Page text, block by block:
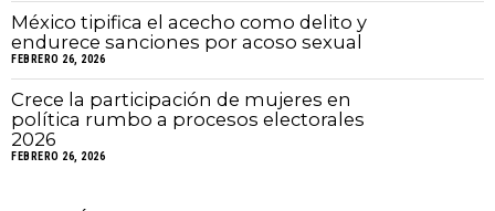
México tipifica el acecho como delito y
endurece sanciones por acoso sexual
FEBRERO 26, 2026
Crece la participación de mujeres en
política rumbo a procesos electorales
2026
FEBRERO 26, 2026